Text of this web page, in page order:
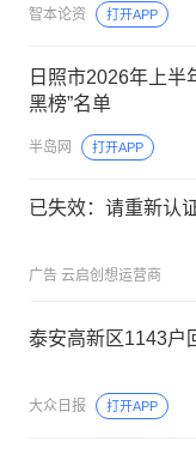
智本论资 打开APP
日照市2026年上半
黑榜”名单
半岛网 打开APP
已失效：请重新认
广告 云启创想运营商
泰安高新区1143户
大众日报 打开APP